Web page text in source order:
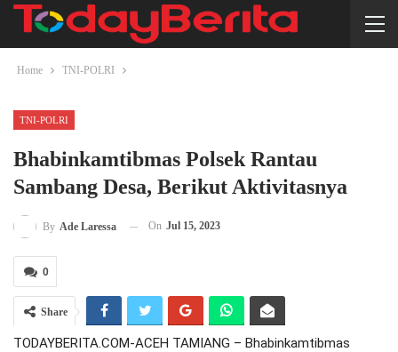
Home TNI-POLRI
TNI-POLRI
Bhabinkamtibmas Polsek Rantau
Sambang Desa, Berikut Aktivitasnya
By Ade Laressa On Jul 15, 2023
0
Share
TODAYBERITA.COM-ACEH TAMIANG – Bhabinkamtibmas